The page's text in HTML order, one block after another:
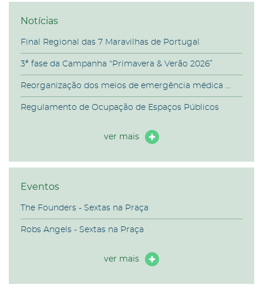
Notícias
Final Regional das 7 Maravilhas de Portugal
3ª fase da Campanha “Primavera & Verão 2026”
Reorganização dos meios de emergência médica ...
Regulamento de Ocupação de Espaços Públicos
ver mais
Eventos
The Founders - Sextas na Praça
Robs Angels - Sextas na Praça
ver mais